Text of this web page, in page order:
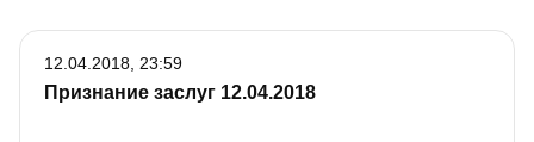
Признание заслуг 12.04.2018
12.04.2018, 23:59